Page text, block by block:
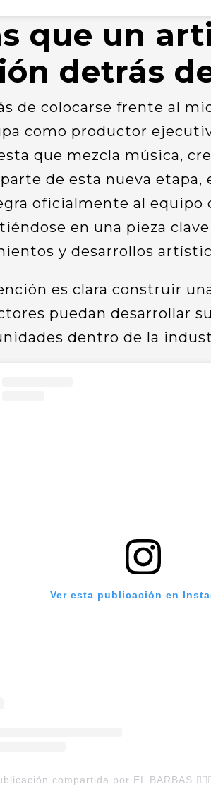
que un
detrás
de colocarse frente al
como productor
que mezcla música,
de esta nueva etapa,
oficialmente al equipo
en una pieza
y desarrollos
es clara construir
puedan desarrollar
dentro de la
Ver esta publicación en
compartida por EL BARBAS